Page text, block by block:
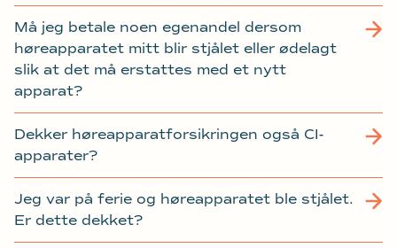
Må jeg betale noen egenandel dersom
høreapparatet mitt blir stjålet eller ødelagt
slik at det må erstattes med et nytt
apparat?
Dekker høreapparatforsikringen også CI-
apparater?
Jeg var på ferie og høreapparatet ble stjålet.
Er dette dekket?